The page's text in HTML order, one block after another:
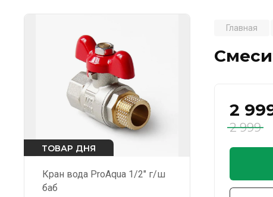
ТОВАР ДНЯ
Кран вода ProAqua 1/2" г/ш
баб
Главная
2
2 999